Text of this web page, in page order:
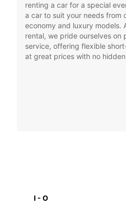
renting a car for a special
a car to suit your needs from
economy and luxury models.
rental, we pride ourselves on
service, offering flexible
at great prices with no
I - O